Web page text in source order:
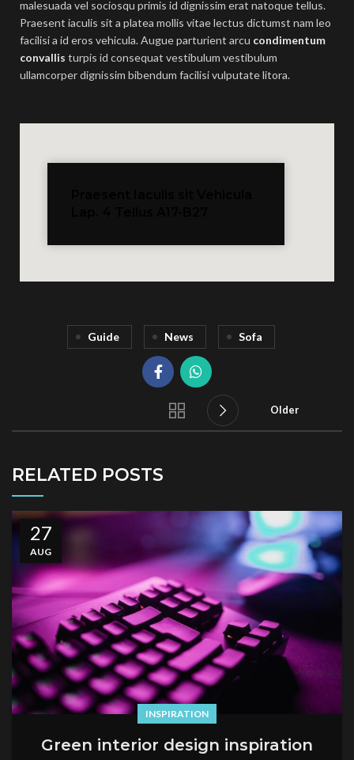
malesuada vel sociosqu primis id dignissim erat natoque tellus.
Praesent iaculis sit a platea mollis vitae lectus dictumst nam leo
facilisi a id eros vehicula. Augue parturient arcu condimentum
convallis turpis id consequat vestibulum vestibulum
ullamcorper dignissim bibendum facilisi vulputate litora.
Guide News Sofa
Older
RELATED POSTS
27
AUG
INSPIRATION
Green interior design inspiration